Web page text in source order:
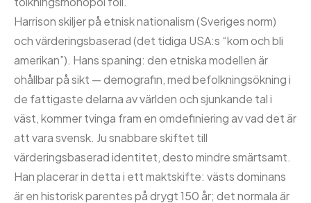
Harrison skiljer på etnisk nationalism (Sveriges norm)
och värderingsbaserad (det tidiga USA:s “kom och bli
amerikan”). Hans spaning: den etniska modellen är
ohållbar på sikt — demografin, med befolkningsökning i
de fattigaste delarna av världen och sjunkande tal i
väst, kommer tvinga fram en omdefiniering av vad det är
att vara svensk. Ju snabbare skiftet till
värderingsbaserad identitet, desto mindre smärtsamt.
Han placerar in detta i ett maktskifte: västs dominans
är en historisk parentes på drygt 150 år; det normala är